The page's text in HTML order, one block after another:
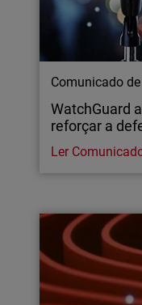
Comunicado
WatchGuard
reforçar a
Ler